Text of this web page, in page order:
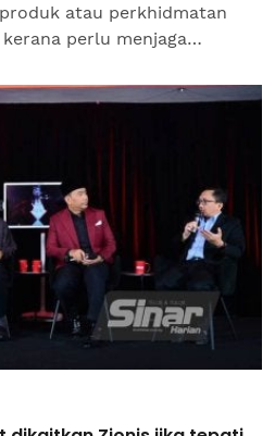
atau perkhidmatan
perlu menjaga